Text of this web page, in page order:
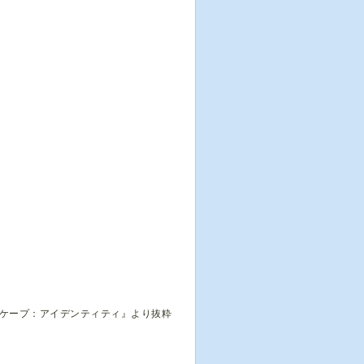
ープ：アイデンティティ』より抜粋